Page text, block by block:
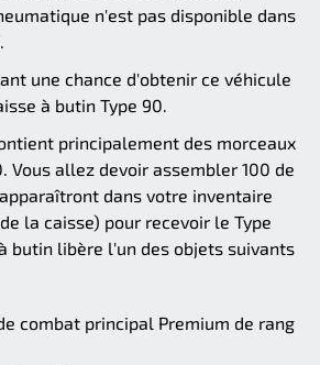
n'est pas disponible dans
une chance d'obtenir ce véhicule
à butin Type 90.
principalement des morceaux
Vous allez devoir assembler 100 de
dans votre inventaire
la caisse) pour recevoir le Type
butin libère l'un des objets suivants
combat principal Premium de rang